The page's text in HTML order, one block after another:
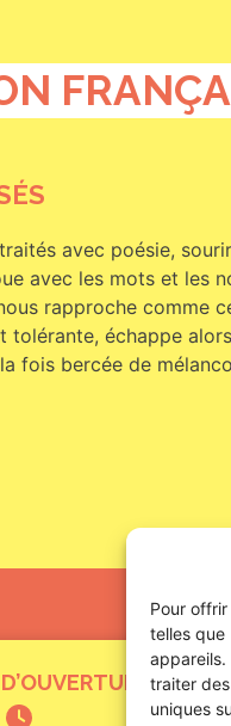
Pour
telles que
traiter
uniques
avec poésie,
avec les mots et les
rapproche comme
tolérante, échappe
fois bercée de